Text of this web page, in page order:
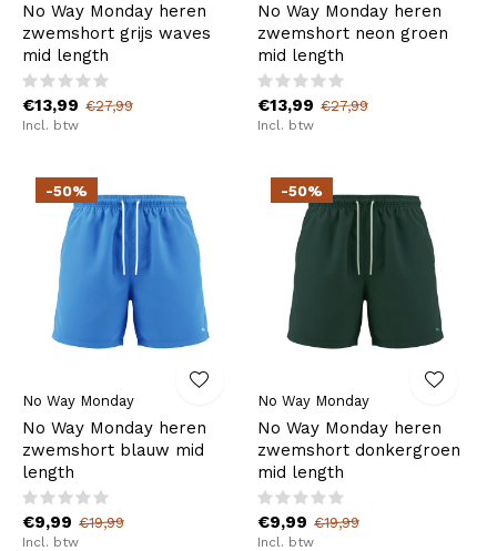
No Way Monday heren
zwemshort grijs waves
mid length
€13,99 €27,99
Incl. btw
No Way Monday heren
zwemshort neon groen
mid length
€13,99 €27,99
Incl. btw
-50%
No Way Monday
No Way Monday heren
zwemshort blauw mid
length
€9,99 €19,99
Incl. btw
-50%
No Way Monday
No Way Monday heren
zwemshort donkergroen
mid length
€9,99 €19,99
Incl. btw